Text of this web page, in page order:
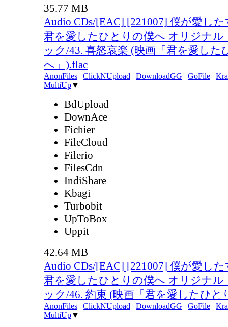
35.77 MB
Audio CDs/[EAC] [221007] 僕が愛し
君を愛したひとりの僕へ オリジナ
ック/43. 喜怒哀楽 (映画「君を愛した
へ」).flac
AnonFiles | ClickNUpload | DownloadGG | GoFile |
MultiUp▼
BdUpload
DownAce
Fichier
FileCloud
Filerio
FilesCdn
IndiShare
Kbagi
Turbobit
UpToBox
Uppit
42.64 MB
Audio CDs/[EAC] [221007] 僕が愛し
君を愛したひとりの僕へ オリジナ
ック/46. 約束 (映画「君を愛したひと
AnonFiles | ClickNUpload | DownloadGG | GoFile |
MultiUp▼